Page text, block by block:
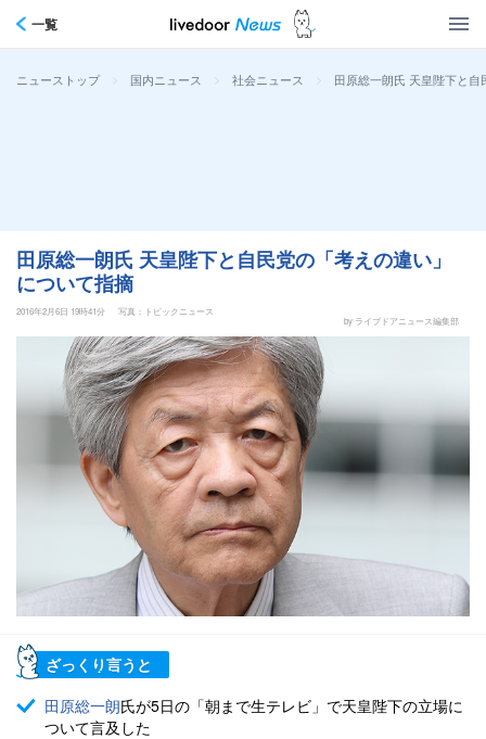
一覧
ニューストップ > 国内ニュース > 社会ニュース > 田原総一朗氏 天皇陛下と
田原総一朗氏 天皇陛下と自民党の「考えの違い」
について指摘
2016年2月6日 19時41分
写真：トピックニュース
by ライブドアニュース編集部
ざっくり言うと
田原総一朗氏が5日の「朝まで生テレビ」で天皇陛下の立場に
ついて言及した